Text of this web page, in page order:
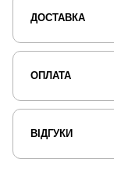
ДОСТАВКА
ОПЛАТА
ВІДГУКИ